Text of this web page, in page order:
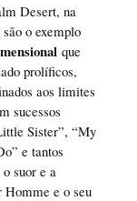
Desert, na
o exemplo
que
prolíficos,
aos limites
sucessos
Sister”, “My
e tantos
suor e a
Homme e o seu